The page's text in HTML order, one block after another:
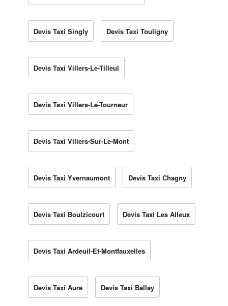
Devis Taxi Singly Devis Taxi Touligny
Devis Taxi Villers-Le-Tilleul
Devis Taxi Villers-Le-Tourneur
Devis Taxi Villers-Sur-Le-Mont
Devis Taxi Yvernaumont Devis Taxi Chagny
Devis Taxi Boulzicourt Devis Taxi Les Alleux
Devis Taxi Ardeuil-Et-Montfauxelles
Devis Taxi Aure Devis Taxi Ballay